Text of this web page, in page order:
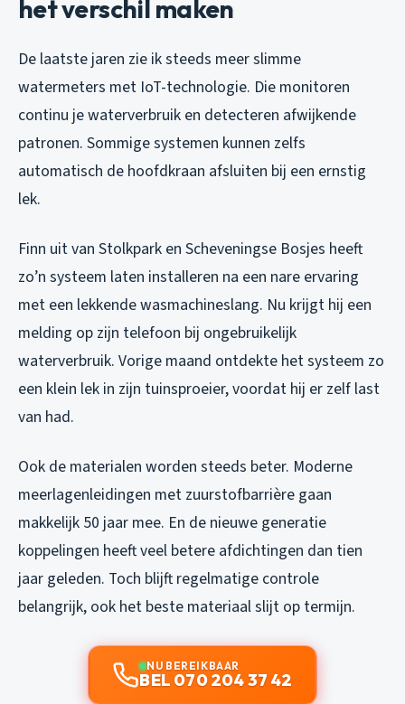
het verschil maken
De laatste jaren zie ik steeds meer slimme
watermeters met IoT-technologie. Die monitoren
continu je waterverbruik en detecteren afwijkende
patronen. Sommige systemen kunnen zelfs
automatisch de hoofdkraan afsluiten bij een ernstig
lek.
Finn uit van Stolkpark en Scheveningse Bosjes heeft
zo’n systeem laten installeren na een nare ervaring
met een lekkende wasmachineslang. Nu krijgt hij een
melding op zijn telefoon bij ongebruikelijk
waterverbruik. Vorige maand ontdekte het systeem zo
een klein lek in zijn tuinsproeier, voordat hij er zelf last
van had.
Ook de materialen worden steeds beter. Moderne
meerlagenleidingen met zuurstofbarrière gaan
makkelijk 50 jaar mee. En de nieuwe generatie
koppelingen heeft veel betere afdichtingen dan tien
jaar geleden. Toch blijft regelmatige controle
belangrijk, ook het beste materiaal slijt op termijn.
NU BEREIKBAAR
BEL 070 204 37 42